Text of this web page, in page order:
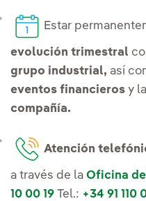
Estar
evolución trimestral
grupo industrial, así
eventos financieros y la
compañía.
Atención
a través de la Oficina
10 00 19 Tel.: +34 91 110